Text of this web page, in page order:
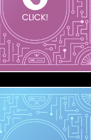
스테이블
디퓨전